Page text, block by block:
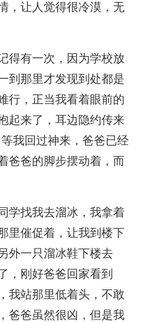
，让人觉得很冷漠，无
有一次，因为学校放
到那里才发现到处都是
行，正当我看着眼前的
起来了，耳边隐约传来
我回过神来，爸爸已经
爸爸的脚步摆动着，而
找我去溜冰，我拿着
里催促着，让我到楼下
外一只溜冰鞋下楼去
，刚好爸爸回家看到
我站那里低着头，不敢
爸爸虽然很凶，但是我